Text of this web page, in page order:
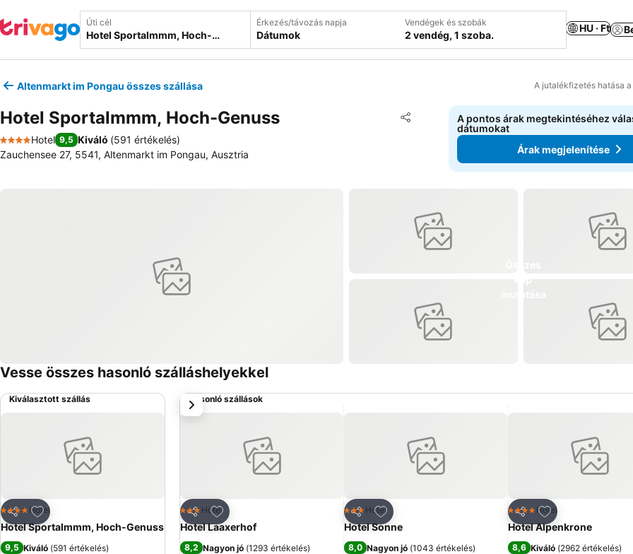
Úti cél Érkezés/távozás napja
Dátumok
Vendégek és szobák
2 vendég, 1 szoba.
HU · Ft
Altenmarkt im Pongau összes szállása A jutalékfizetés hatása
Hotel Sportalmmm, Hoch-Genuss Megosztás
Hozzáadás a kedvencekhez
4 Kategória
Hotel 9,5 Kiváló (591 értékelés)
Zauchensee 27, 5541, Altenmarkt im Pongau, Ausztria
A pontos árak megtekintéséhez
dátumokat
Árak megjelenítése
Vesse összes hasonló szálláshelyekkel
Kiválasztott szállás
Megosztás
Hozzáadás a kedvencekhez
4 Kategória
Hotel
Hotel Sportalmmm, Hoch-Genuss
9,5 Kiváló (591 értékelés)
Hasonló szállások
Megosztás
Hozzáadás a kedvencekhez
3 Kategória
Hotel
Hotel Laaxerhof
8,2 Nagyon jó (1293 értékelés)
Megosztás
Hozzáadás a kedvencekhez
3 Kategória
Hotel
Hotel Sonne
8,0 Nagyon jó (1043 értékelés)
Megosztás
Hozzáadás a
4 Kategória
Hotel
Hotel Alpenkrone
8,6 Kiváló (2962 értékelés)
következő